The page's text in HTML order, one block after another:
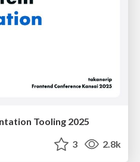
Tooling 2025
3 2.8k